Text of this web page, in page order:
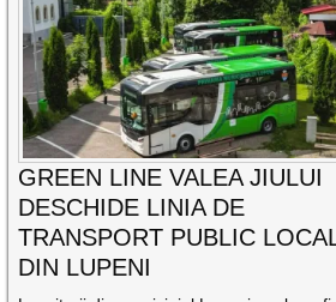
GREEN LINE VALEA JIULUI
DESCHIDE LINIA DE
TRANSPORT PUBLIC
DIN LUPENI